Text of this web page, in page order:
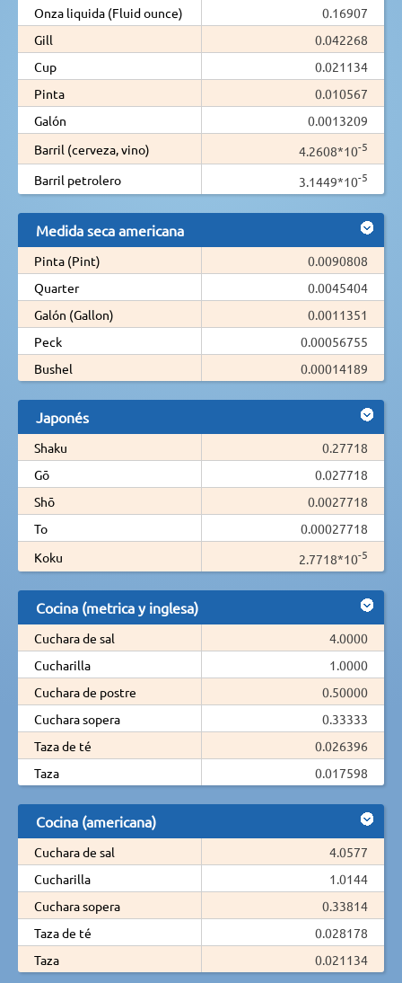
Onza liquida (Fluid ounce)
0.16907
Gill
0.042268
Cup
0.021134
Pinta
0.010567
Galón
0.0013209
Barril (cerveza, vino)
4.2608*10-5
Barril petrolero 3.1449*10-5
Medida seca americana
Pinta (Pint)
0.0090808
Quarter
0.0045404
Galón (Gallon)
0.0011351
Peck
0.00056755
Bushel
0.00014189
Japonés
Shaku
0.27718
Gō
0.027718
Shō
0.0027718
To
0.00027718
Koku
2.7718*10-5
Cocina (metrica y inglesa)
Cuchara de sal
4.0000
Cucharilla
1.0000
Cuchara de postre
0.50000
Cuchara sopera
0.33333
Taza de té
0.026396
Taza
0.017598
Cocina (americana)
Cuchara de sal
4.0577
Cucharilla
1.0144
Cuchara sopera
0.33814
Taza de té
0.028178
Taza
0.021134